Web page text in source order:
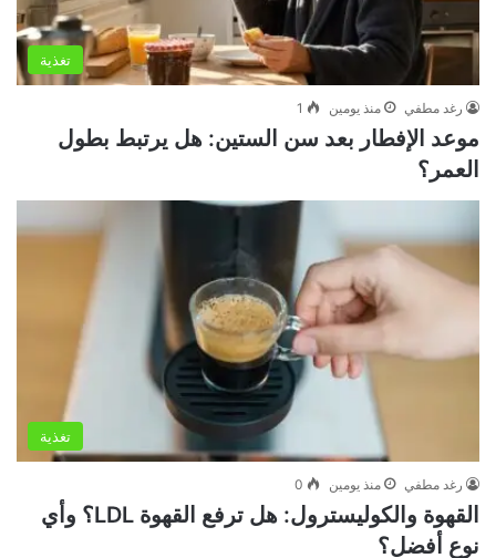
تغذية
رغد مطفي منذ يومين 1
موعد الإفطار بعد سن الستين: هل يرتبط بطول
العمر؟
تغذية
رغد مطفي منذ يومين 0
القهوة والكوليسترول: هل ترفع القهوة LDL؟ وأي
نوع أفضل؟